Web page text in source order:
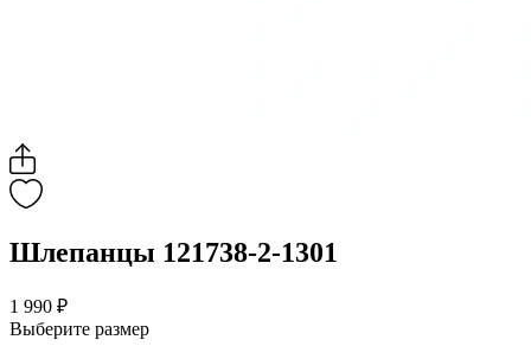
Шлепанцы 121738-2-1301
1 990 ₽
Выберите размер